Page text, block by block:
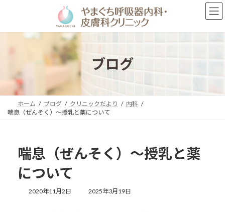
ン
プ
ー
動
ブログ
ホーム ブログ クリニックだより
内科
喘息（ぜんそく）～授乳と薬について
喘息（ぜんそく）～授乳と薬
について
2020年11月2日
最
2025年3月19日